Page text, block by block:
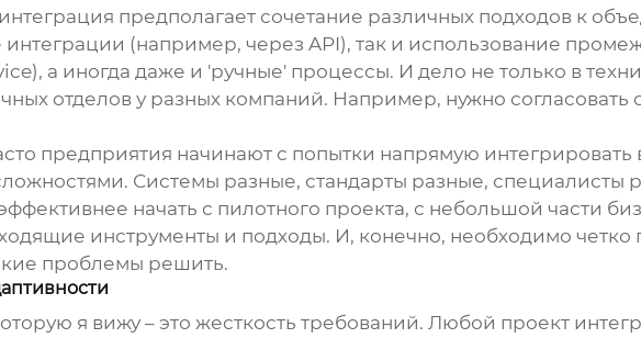
предполагает сочетание различных подходов к
(например, через API), так и использование
а иногда даже и 'ручные' процессы. И дело не только в
отделов у разных компаний. Например, нужно
предприятия начинают с попытки напрямую интегрировать
Системы разные, стандарты разные, специалисты
начать с пилотного проекта, с небольшой части
инструменты и подходы. И, конечно, необходимо
проблемы решить.
я вижу – это жесткость требований. Любой проект